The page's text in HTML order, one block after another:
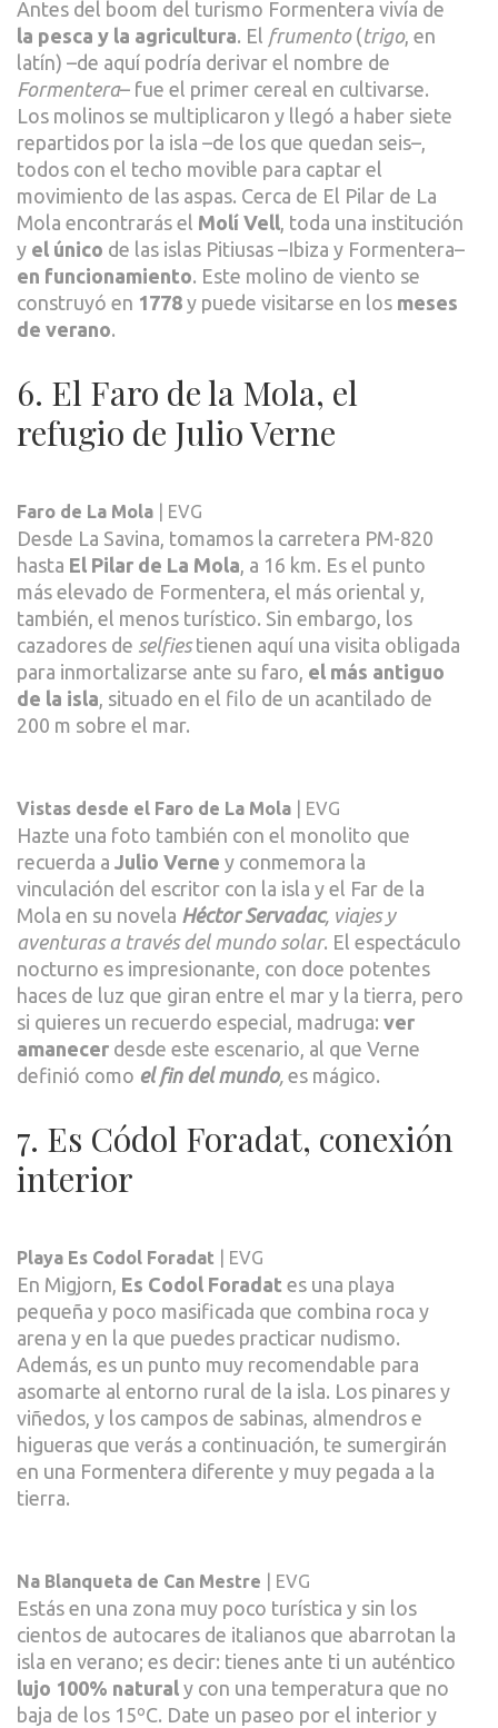
Antes del boom del turismo Formentera vivía de
la pesca y la agricultura. El frumento (trigo, en
latín) –de aquí podría derivar el nombre de
Formentera– fue el primer cereal en cultivarse.
Los molinos se multiplicaron y llegó a haber siete
repartidos por la isla –de los que quedan seis–,
todos con el techo movible para captar el
movimiento de las aspas. Cerca de El Pilar de La
Mola encontrarás el Molí Vell, toda una institución
y el único de las islas Pitiusas –Ibiza y Formentera–
en funcionamiento. Este molino de viento se
construyó en 1778 y puede visitarse en los meses
de verano.
6. El Faro de la Mola, el
refugio de Julio Verne
Faro de La Mola | EVG
Desde La Savina, tomamos la carretera PM-820
hasta El Pilar de La Mola, a 16 km. Es el punto
más elevado de Formentera, el más oriental y,
también, el menos turístico. Sin embargo, los
cazadores de selfiestienen aquí una visita obligada
para inmortalizarse ante su faro, el más antiguo
de la isla, situado en el filo de un acantilado de
200 m sobre el mar.
Vistas desde el Faro de La Mola | EVG
Hazte una foto también con el monolito que
recuerda a Julio Verne y conmemora la
vinculación del escritor con la isla y el Far de la
Mola en su novela Héctor Servadac, viajes y
aventuras a través del mundo solar. El espectáculo
nocturno es impresionante, con doce potentes
haces de luz que giran entre el mar y la tierra, pero
si quieres un recuerdo especial, madruga: ver
amanecer desde este escenario, al que Verne
definió como el fin del mundo, es mágico.
7. Es Códol Foradat, conexión
interior
Playa Es Codol Foradat | EVG
En Migjorn, Es Codol Foradat es una playa
pequeña y poco masificada que combina roca y
arena y en la que puedes practicar nudismo.
Además, es un punto muy recomendable para
asomarte al entorno rural de la isla. Los pinares y
viñedos, y los campos de sabinas, almendros e
higueras que verás a continuación, te sumergirán
en una Formentera diferente y muy pegada a la
tierra.
Na Blanqueta de Can Mestre | EVG
Estás en una zona muy poco turística y sin los
cientos de autocares de italianos que abarrotan la
isla en verano; es decir: tienes ante ti un auténtico
lujo 100% natural y con una temperatura que no
baja de los 15ºC. Date un paseo por el interior y